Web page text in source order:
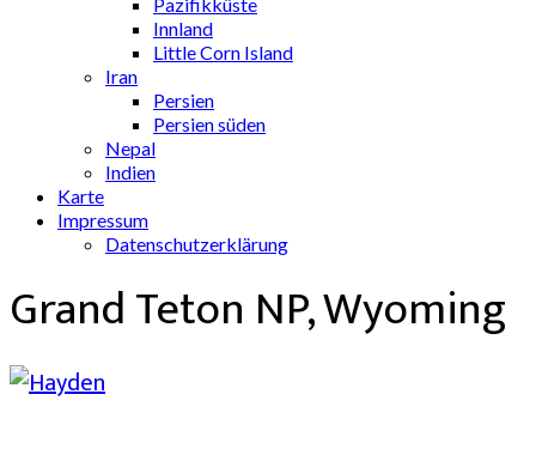
Innland
Little Corn Island
Iran
Persien
Persien süden
Nepal
Indien
Karte
Impressum
Datenschutzerklärung
Grand Teton NP, Wyoming